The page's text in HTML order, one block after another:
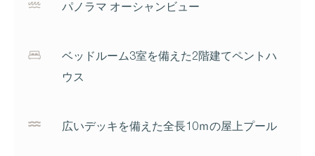
パノラマ オーシャンビュー
ベッドルーム3室を備えた2階建てペントハ
ウス
広いデッキを備えた全長10ｍの屋上プール